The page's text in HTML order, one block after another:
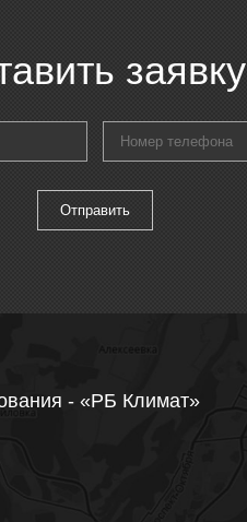
заявку
- «РБ Климат»